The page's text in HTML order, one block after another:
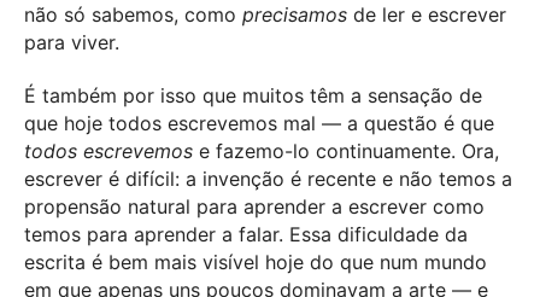
não só sabemos, como precisamos de ler e escrever
para viver.
É também por isso que muitos têm a sensação de
que hoje todos escrevemos mal — a questão é que
todos escrevemos e fazemo-lo continuamente. Ora,
escrever é difícil: a invenção é recente e não temos a
propensão natural para aprender a escrever como
temos para aprender a falar. Essa dificuldade da
escrita é bem mais visível hoje do que num mundo
em que apenas uns poucos dominavam a arte — e